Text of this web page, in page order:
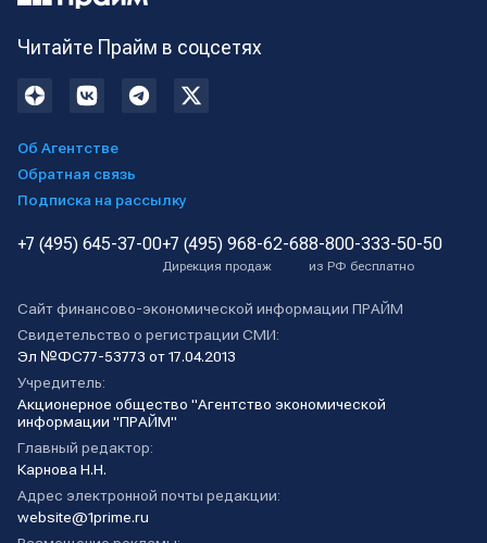
Читайте Прайм в соцсетях
Об Агентстве
Обратная связь
Подписка на рассылку
+7 (495) 645-37-00+7 (495) 968-62-68
Дирекция продаж
8-800-333-50-50
из РФ бесплатно
Сайт финансово-экономической информации ПРАЙМ
Свидетельство о регистрации СМИ:
Эл №ФС77-53773 от 17.04.2013
Учредитель:
Акционерное общество "Агентство экономической
информации "ПРАЙМ"
Главный редактор:
Карнова Н.Н.
Адрес электронной почты редакции:
website@1prime.ru